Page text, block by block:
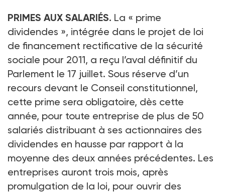
PRIMES AUX SALARIÉS. La « prime
dividendes », intégrée dans le projet de loi
de financement rectificative de la sécurité
sociale pour 2011, a reçu l’aval définitif du
Parlement le 17 juillet. Sous réserve d’un
recours devant le Conseil constitutionnel,
cette prime sera obligatoire, dès cette
année, pour toute entreprise de plus de 50
salariés distribuant à ses actionnaires des
dividendes en hausse par rapport à la
moyenne des deux années précédentes. Les
entreprises auront trois mois, après
promulgation de la loi, pour ouvrir des